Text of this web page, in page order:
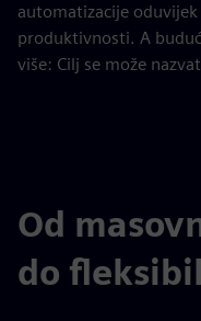
automatizacije
produktivnosti. A
više: Cilj se može
Od
do